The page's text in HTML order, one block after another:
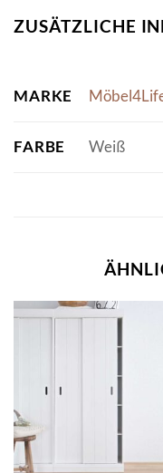
ZUSÄTZLICHE
MARKE
FARBE Weiß